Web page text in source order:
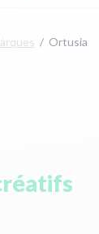
Ortusia